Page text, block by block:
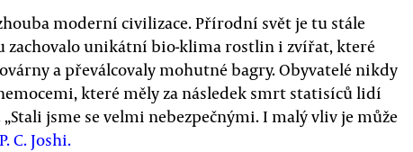
moderní civilizace. Přírodní svět je tu stále
zachovalo unikátní bio-klima rostlin i zvířat, které
a převálcovaly mohutné bagry. Obyvatelé nikdy
které měly za následek smrt statisíců lidí
jsme se velmi nebezpečnými. I malý vliv je může
C. Joshi.